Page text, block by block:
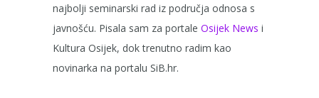
najbolji seminarski rad iz područja odnosa s
javnošću. Pisala sam za portale Osijek News i
Kultura Osijek, dok trenutno radim kao
novinarka na portalu SiB.hr.